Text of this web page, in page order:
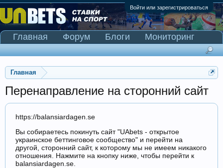
Войти или зарегистрироваться
Главная
Перенаправление на сторонний сайт
https://balansiardagen.se
Вы собираетесь покинуть сайт "UAbets - открытое
украинское беттинговое сообщество" и перейти на
другой, сторонний сайт, к которому мы не имеем никакого
отношения. Нажмите на кнопку ниже, чтобы перейти к
balansiardagen.se.
Главная Форум Блоги
Мониторинг
Сканер Pinnacle